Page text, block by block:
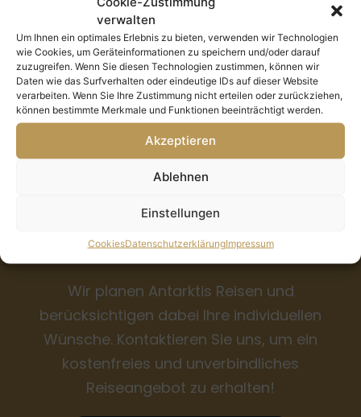
verwalten
Um Ihnen ein optimales Erlebnis zu bieten, verwenden wir Technologien
wie Cookies, um Geräteinformationen zu speichern und/oder darauf
zuzugreifen. Wenn Sie diesen Technologien zustimmen, können wir
Daten wie das Surfverhalten oder eindeutige IDs auf dieser Website
verarbeiten. Wenn Sie Ihre Zustimmung nicht erteilen oder zurückziehen,
können bestimmte Merkmale und Funktionen beeinträchtigt werden.
Akzeptieren
Ablehnen
Einstellungen
CookiesDatenschutzerklärungImpressum
Ab 8.690,-€
Antarktis Reise-Details
Bitte wählen Sie oben Ihr Reisedatum, um die Details
Wir planen Antarktis Reisen und
berücksichtigen dabei Ihre individuellen
Wünsche. Kontaktieren Sie uns, um ein
kostenfreies und unverbindliches
Reiseangebot zu erhalten!